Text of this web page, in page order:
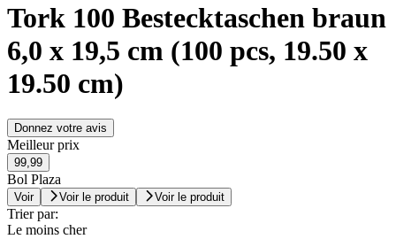
Tork 100 Bestecktaschen braun
6,0 x 19,5 cm (100 pcs, 19.50 x
19.50 cm)
Donnez votre avis
Meilleur prix
99,99
Bol Plaza
Voir Voir le produit Voir le produit
Trier par:
Le moins cher